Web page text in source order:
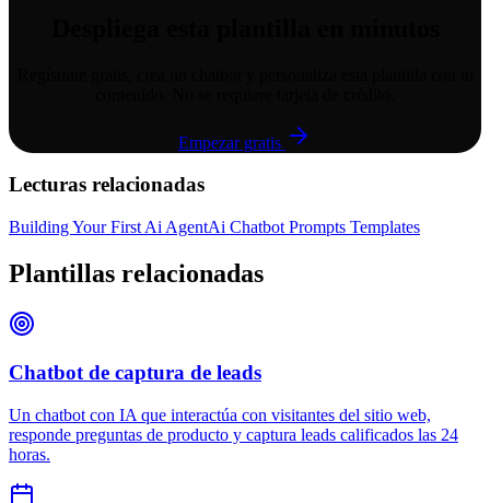
Empezar gratis
Lecturas relacionadas
Building Your First Ai AgentAi Chatbot Prompts Templates
Plantillas relacionadas
Chatbot de captura de leads
Un chatbot con IA que interactúa con visitantes del sitio web,
responde preguntas de producto y captura leads calificados las 24
horas.